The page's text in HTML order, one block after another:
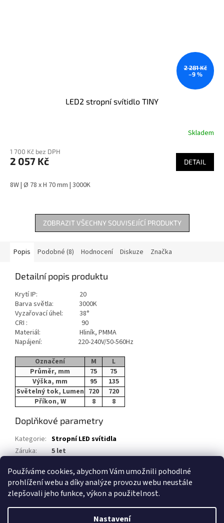
Používáme cookies, abychom Vám umožnili pohodlné
prohlížení webu a díky analýze provozu webu neustále
zlepšovali jeho funkce, výkon a použitelnost.
Nastavení
2 281 Kč
–9 %
LED2 stropní svítidlo TINY
Skladem
1 700 Kč bez DPH
2 057 Kč DETAIL
8W | Ø 78 x H 70 mm | 3000K
ZOBRAZIT VŠECHNY SOUVISEJÍCÍ PRODUKTY
Popis Podobné (8) Hodnocení Diskuze Značka
Detailní popis produktu
Krytí IP: 20
Barva světla: 3000K
Vyzařovací úhel: 38°
CRI : 90
Materiál: Hliník, PMMA
Napájení: 220-240V/50-560Hz
Označení
M
L
Průměr, mm
75
75
Výška, mm
95
135
Světelný tok, Lumen 720
720
Příkon, W
8 8
Doplňkové parametry
Kategorie: Stropní LED svítidla
Záruka:
5 let